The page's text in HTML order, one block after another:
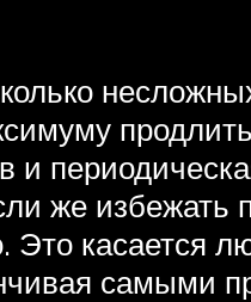
и
же избежать
Это касается
самыми